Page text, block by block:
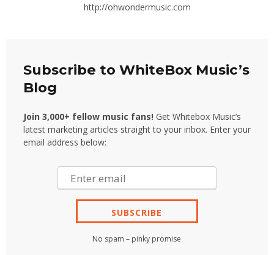
http://ohwondermusic.com
Subscribe to WhiteBox Music’s
Blog
Join 3,000+ fellow music fans! Get Whitebox Music’s
latest marketing articles straight to your inbox. Enter your
email address below:
No spam – pinky promise